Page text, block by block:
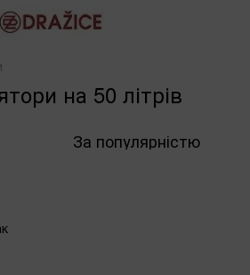
на 50 літрів
За популярністю